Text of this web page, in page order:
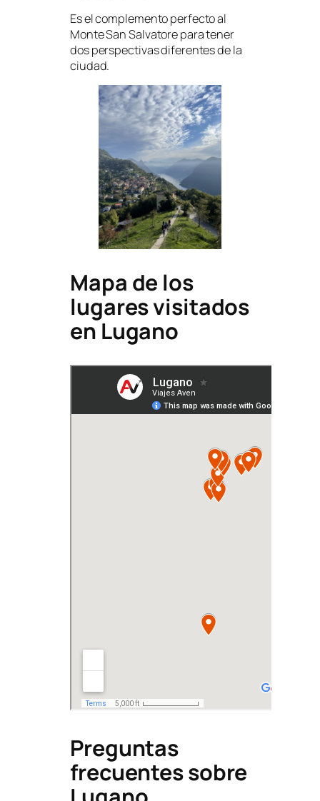
Es el complemento perfecto al
Monte San Salvatore para tener
dos perspectivas diferentes de la
ciudad.
Mapa de los
lugares visitados
en Lugano
Preguntas
frecuentes sobre